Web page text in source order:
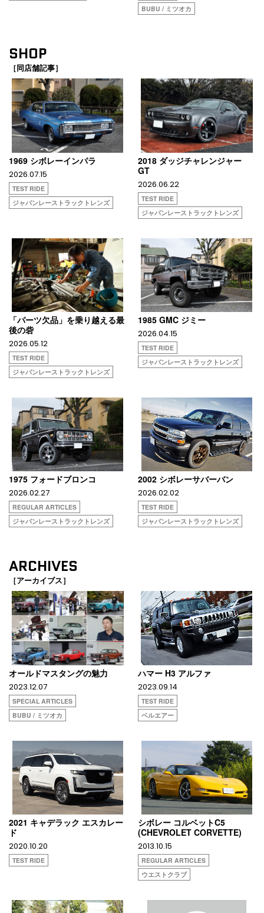
BUBU / ミツオカ
SHOP
［同店舗記事］
1969 シボレーインパラ
2026.07.15
TEST RIDE
ジャパンレーストラックトレンズ
2018 ダッジチャレンジャー
GT
2026.06.22
TEST RIDE
ジャパンレーストラックトレンズ
「パーツ欠品」を乗り越える最
後の砦
2026.05.12
TEST RIDE
ジャパンレーストラックトレンズ
1985 GMC ジミー
2026.04.15
TEST RIDE
ジャパンレーストラックトレンズ
1975 フォードブロンコ
2026.02.27
REGULAR ARTICLES
ジャパンレーストラックトレンズ
2002 シボレーサバーバン
2026.02.02
TEST RIDE
ジャパンレーストラックトレンズ
ARCHIVES
［アーカイブス］
オールドマスタングの魅力
2023.12.07
SPECIAL ARTICLES
BUBU / ミツオカ
ハマー H3 アルファ
2023.09.14
TEST RIDE
ベルエアー
2021 キャデラック エスカレー
ド
2020.10.20
TEST RIDE
シボレー コルベットC5
(CHEVROLET CORVETTE)
2013.10.15
REGULAR ARTICLES
ウエストクラブ